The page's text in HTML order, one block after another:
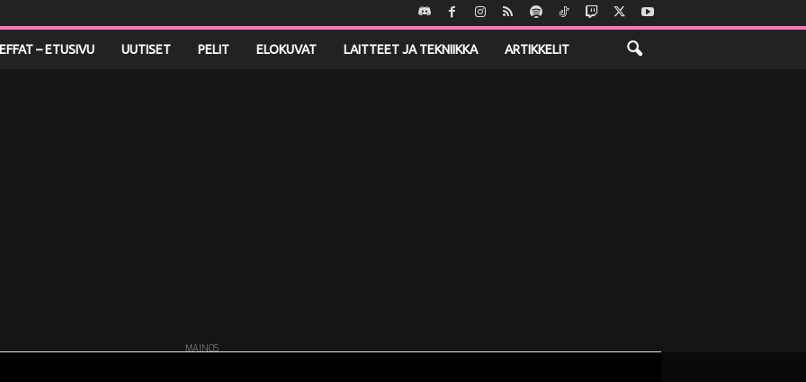
– ETUSIVU UUTISET PELIT ELOKUVAT LAITTEET JA TEKNIIKKA ARTIKKELIT
MAINOS